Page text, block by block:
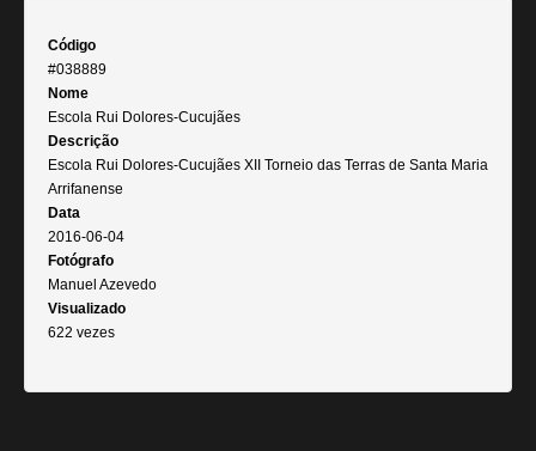
Código
#038889
Nome
Escola Rui Dolores-Cucujães
Descrição
Escola Rui Dolores-Cucujães XII Torneio das Terras de Santa Maria
Arrifanense
Data
2016-06-04
Fotógrafo
Manuel Azevedo
Visualizado
622 vezes